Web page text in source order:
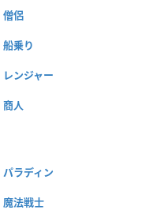
僧侶
船乗り
レンジャー
商人
パラディン
魔法戦士